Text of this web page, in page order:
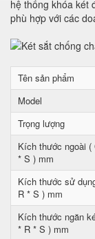
hệ thống khóa két
phù hợp với các
Tên sản phẩm
Model
Trọng lượng
Kích thước ngoài (
* S ) mm
Kích thước sử
R * S ) mm
Kích thước ngăn
* R * S ) mm